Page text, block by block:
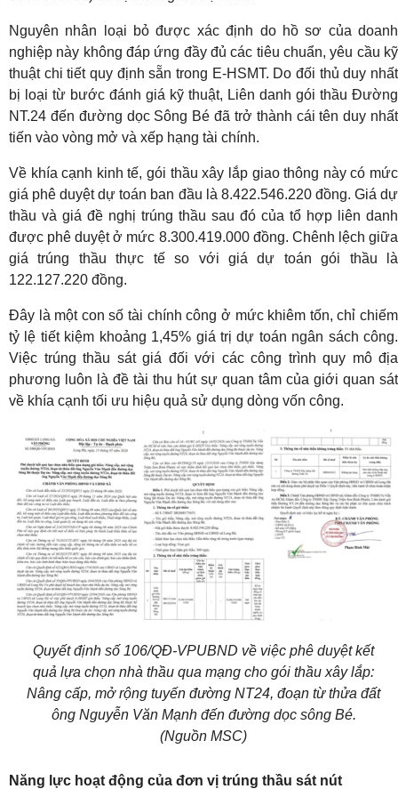
Nguyên nhân loại bỏ được xác định do hồ sơ của doanh
nghiệp này không đáp ứng đầy đủ các tiêu chuẩn, yêu cầu kỹ
thuật chi tiết quy định sẵn trong E-HSMT. Do đối thủ duy nhất
bị loại từ bước đánh giá kỹ thuật, Liên danh gói thầu Đường
NT.24 đến đường dọc Sông Bé đã trở thành cái tên duy nhất
tiến vào vòng mở và xếp hạng tài chính.
Về khía cạnh kinh tế, gói thầu xây lắp giao thông này có mức
giá phê duyệt dự toán ban đầu là 8.422.546.220 đồng. Giá dự
thầu và giá đề nghị trúng thầu sau đó của tổ hợp liên danh
được phê duyệt ở mức 8.300.419.000 đồng. Chênh lệch giữa
giá trúng thầu thực tế so với giá dự toán gói thầu là
122.127.220 đồng.
Đây là một con số tài chính công ở mức khiêm tốn, chỉ chiếm
tỷ lệ tiết kiệm khoảng 1,45% giá trị dự toán ngân sách công.
Việc trúng thầu sát giá đối với các công trình quy mô địa
phương luôn là đề tài thu hút sự quan tâm của giới quan sát
về khía cạnh tối ưu hiệu quả sử dụng dòng vốn công.
Quyết định số 106/QĐ-VPUBND về việc phê duyệt kết
quả lựa chọn nhà thầu qua mạng cho gói thầu xây lắp:
Nâng cấp, mở rộng tuyến đường NT24, đoạn từ thửa đất
ông Nguyễn Văn Mạnh đến đường dọc sông Bé.
(Nguồn MSC)
Năng lực hoạt động của đơn vị trúng thầu sát nút